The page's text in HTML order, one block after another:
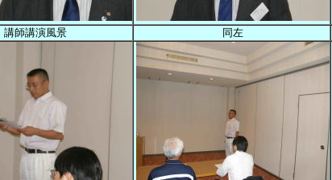
講師講演風景 同左